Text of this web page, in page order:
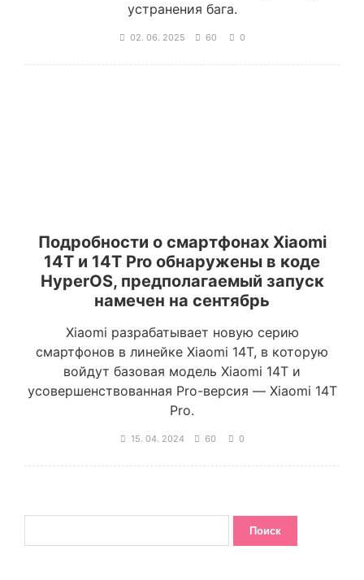
устранения бага.
02. 06. 2025 60 0
Подробности о смартфонах Xiaomi
14T и 14T Pro обнаружены в коде
HyperOS, предполагаемый запуск
намечен на сентябрь
Xiaomi разрабатывает новую серию
смартфонов в линейке Xiaomi 14T, в которую
войдут базовая модель Xiaomi 14T и
усовершенствованная Pro-версия — Xiaomi 14T
Pro.
15. 04. 2024 60 0